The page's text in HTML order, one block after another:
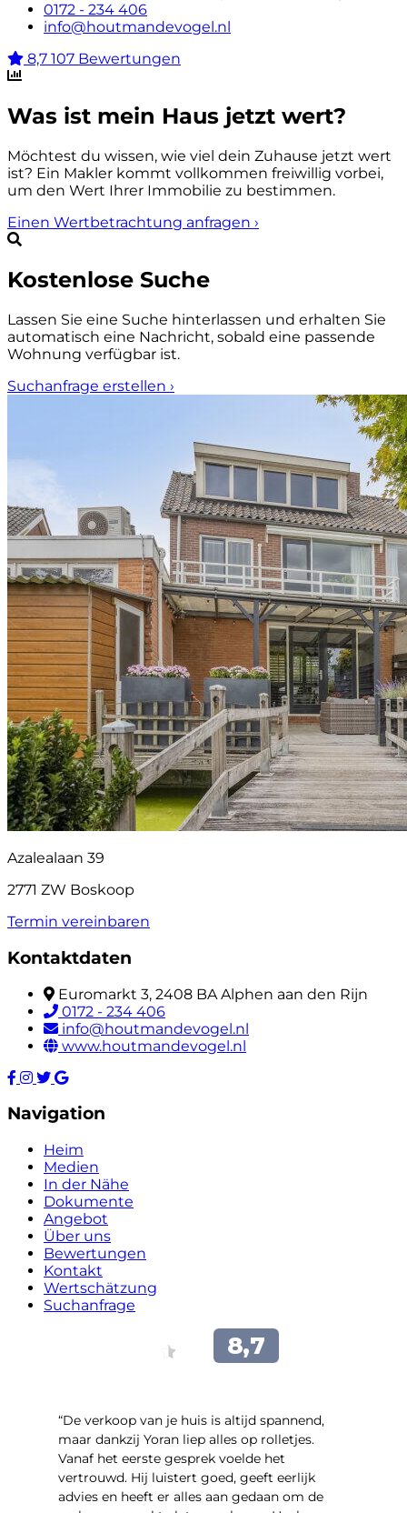
0172 - 234 406
info@houtmandevogel.nl
8,7 107 Bewertungen
Was ist mein Haus jetzt wert?
Möchtest du wissen, wie viel dein Zuhause jetzt wert
ist? Ein Makler kommt vollkommen freiwillig vorbei,
um den Wert Ihrer Immobilie zu bestimmen.
Einen Wertbetrachtung anfragen ›
Kostenlose Suche
Lassen Sie eine Suche hinterlassen und erhalten Sie
automatisch eine Nachricht, sobald eine passende
Wohnung verfügbar ist.
Suchanfrage erstellen ›
Azalealaan 39
2771 ZW Boskoop
Termin vereinbaren
Kontaktdaten
Euromarkt 3, 2408 BA Alphen aan den Rijn
0172 - 234 406
info@houtmandevogel.nl
www.houtmandevogel.nl
Navigation
Heim
Medien
In der Nähe
Dokumente
Angebot
Über uns
Bewertungen
Kontakt
Wertschätzung
Suchanfrage
“​De verkoop van je huis is altijd spannend,
maar dankzij Yoran liep alles op rolletjes.
Vanaf het eerste gesprek voelde het
vertrouwd. Hij luistert goed, geeft eerlijk
advies en heeft er alles aan gedaan om de